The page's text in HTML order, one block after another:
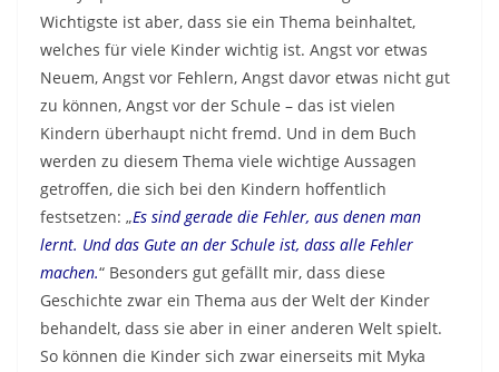
Wichtigste ist aber, dass sie ein Thema beinhaltet,
welches für viele Kinder wichtig ist. Angst vor etwas
Neuem, Angst vor Fehlern, Angst davor etwas nicht gut
zu können, Angst vor der Schule – das ist vielen
Kindern überhaupt nicht fremd. Und in dem Buch
werden zu diesem Thema viele wichtige Aussagen
getroffen, die sich bei den Kindern hoffentlich
festsetzen: „Es sind gerade die Fehler, aus denen man
lernt. Und das Gute an der Schule ist, dass alle Fehler
machen.“ Besonders gut gefällt mir, dass diese
Geschichte zwar ein Thema aus der Welt der Kinder
behandelt, dass sie aber in einer anderen Welt spielt.
So können die Kinder sich zwar einerseits mit Myka